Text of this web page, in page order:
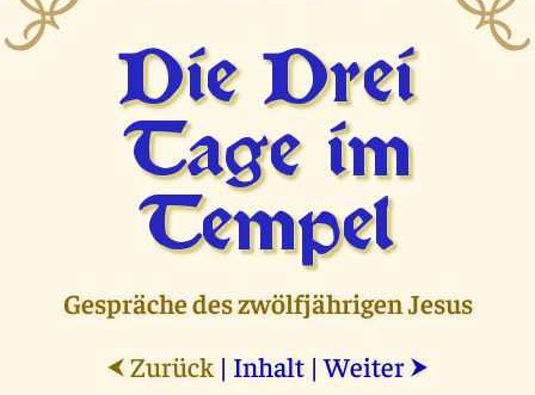
Die Drei
Tage im
Tempel
Gespräche des zwölfjährigen Jesus
⮜ Zurück | Inhalt |Weiter ⮞